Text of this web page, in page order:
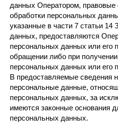
данных Оператором, правовые
обработки персональных
указанные в части 7 статьи 14
данных, предоставляются
персональных данных или его
обращении либо при
персональных данных или его
В предоставляемые сведения
персональные данные,
персональных данных, за
имеются законные основания
персональных данных.